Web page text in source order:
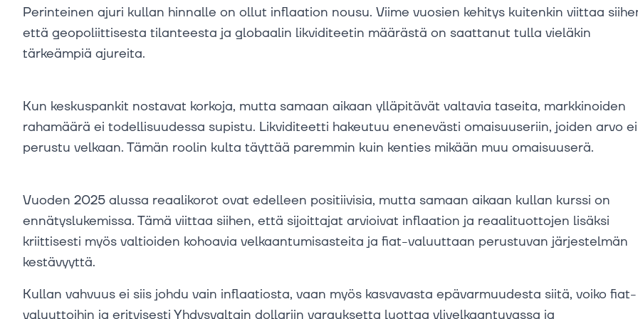
Perinteinen ajuri kullan hinnalle on ollut inflaation nousu. Viime vuosien kehitys kuitenkin viittaa
että geopoliittisesta tilanteesta ja globaalin likviditeetin määrästä on saattanut tulla vieläkin
tärkeämpiä ajureita.
Kun keskuspankit nostavat korkoja, mutta samaan aikaan ylläpitävät valtavia taseita, markkinoiden
rahamäärä ei todellisuudessa supistu. Likviditeetti hakeutuu enenevästi omaisuuseriin, joiden arvo ei
perustu velkaan. Tämän roolin kulta täyttää paremmin kuin kenties mikään muu omaisuuserä.
Vuoden 2025 alussa reaalikorot ovat edelleen positiivisia, mutta samaan aikaan kullan kurssi on
ennätyslukemissa. Tämä viittaa siihen, että sijoittajat arvioivat inflaation ja reaalituottojen lisäksi
kriittisesti myös valtioiden kohoavia velkaantumisasteita ja fiat-valuuttaan perustuvan järjestelmän
kestävyyttä.
Kullan vahvuus ei siis johdu vain inflaatiosta, vaan myös kasvavasta epävarmuudesta siitä, voiko fiat-
valuuttoihin ja erityisesti Yhdysvaltain dollariin varauksetta luottaa ylivelkaantuvassa ja